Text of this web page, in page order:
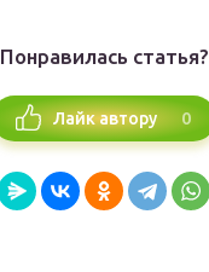
Понравилась статья?
Лайк автору 0